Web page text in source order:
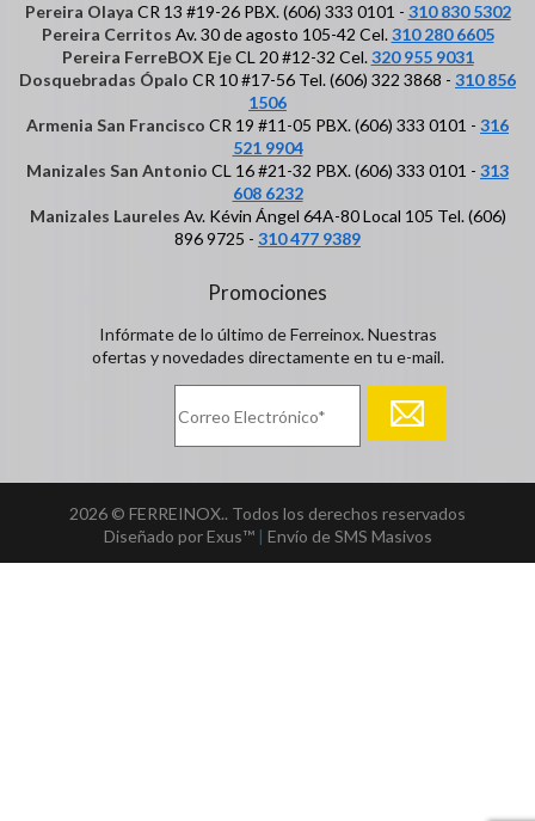
Pereira Olaya CR 13 #19-26 PBX. (606) 333 0101 - 310 830 5302
Pereira Cerritos Av. 30 de agosto 105-42 Cel.310 280 6605
Pereira FerreBOX EjeCL 20 #12-32 Cel.320 955 9031
Dosquebradas Ópalo CR 10 #17-56 Tel. (606) 322 3868 - 310 856
1506
Armenia San Francisco CR 19 #11-05 PBX. (606) 333 0101 - 316
521 9904
Manizales San Antonio CL 16 #21-32 PBX. (606) 333 0101 - 313
608 6232
Manizales Laureles Av. Kévin Ángel 64A-80 Local 105 Tel. (606)
896 9725 - 310 477 9389
Promociones
Infórmate de lo último de Ferreinox. Nuestras
ofertas y novedades directamente en tu e-mail.
2026 © FERREINOX.. Todos los derechos reservados
Diseñado por Exus™| Envío de SMS Masivos